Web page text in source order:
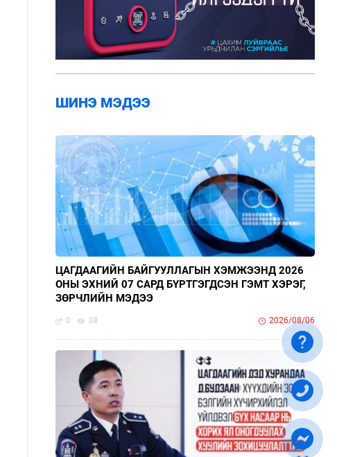
ШИНЭ МЭДЭЭ
ЦАГДААГИЙН БАЙГУУЛЛАГЫН ХЭМЖЭЭНД 2026
ОНЫ ЭХНИЙ 07 САРД БҮРТГЭГДСЭН ГЭМТ ХЭРЭГ,
ЗӨРЧЛИЙН МЭДЭЭ
0 38 2026/08/06